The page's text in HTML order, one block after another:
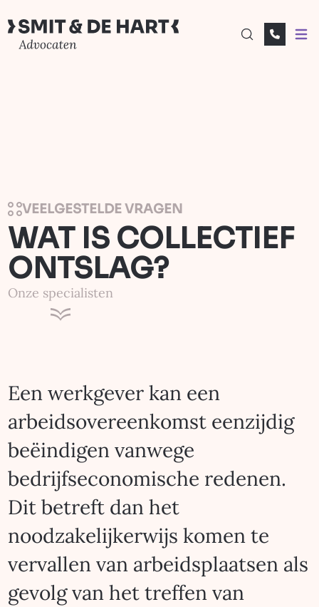
VEELGESTELDE VRAGEN
WAT IS COLLECTIEF
ONTSLAG?
Onze specialisten
Een werkgever kan een
arbeidsovereenkomst eenzijdig
beëindigen vanwege
bedrijfseconomische redenen.
Dit betreft dan het
noodzakelijkerwijs komen te
vervallen van arbeidsplaatsen als
gevolg van het treffen van